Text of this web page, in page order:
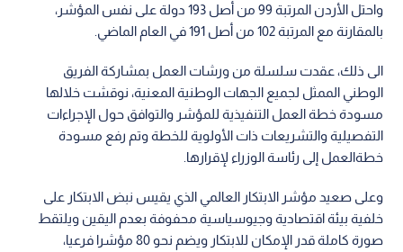
واحتل الأردن المرتبة 99 من أصل 193 دولة على نفس المؤشر،
بالمقارنة مع المرتبة 102 من أصل 191 في العام الماضي.
الى ذلك، عقدت سلسلة من ورشات العمل بمشاركة الفريق
الوطني الممثل لجميع الجهات الوطنية المعنية، نوقشت خلالها
مسودة خطة العمل التنفيذية للمؤشر والتوافق حول الإجراءات
التفصيلية والتشريعات ذات الأولوية للخطة وتم رفع مسودة
خطةالعمل إلى رئاسة الوزراء لإقرارها.
وعلى صعيد مؤشر الابتكار العالمي الذي يقيس نبض الابتكار على
خلفية بيئة اقتصادية وجيوسياسية محفوفة بعدم اليقين ويلتقط
صورة كاملة قدر الإمكان للابتكار ويضم نحو 80 مؤشرا فرعيا،